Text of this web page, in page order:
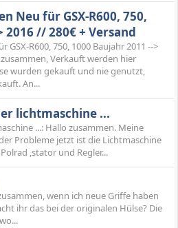
Neu für GSX-R600, 750,
2016 // 280€ + Versand
GSX-R600, 750, 1000 Baujahr 2011 -->
Verkauft werden hier
wurden gekauft und nie genutzt,
An...
lichtmaschine ...
...: Hallo zusammen. Meine
Probleme jetzt ist die Lichtmaschine
,stator und Regler...
wenn ich neue Griffe haben
ihr das bei der originalen Hülse? Die